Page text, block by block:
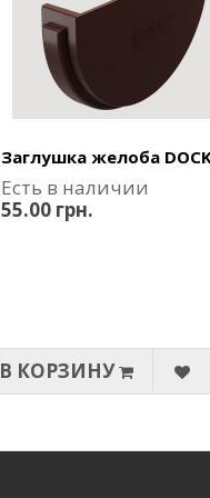
Заглушка желоба
Есть в наличии
55.00 грн.
В КОРЗИНУ